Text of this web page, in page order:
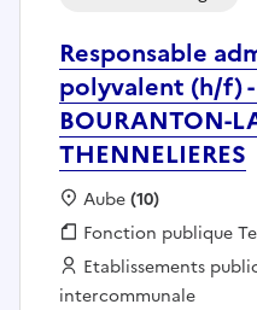
Responsable
polyvalent (h/f) -
BOURANTON-
THENNELIERES
Localisation :
Aube(10)
Fonction publique :
Fonction publique
Employeur :
Etablissements
intercommunale